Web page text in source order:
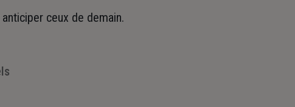
ceux de demain.